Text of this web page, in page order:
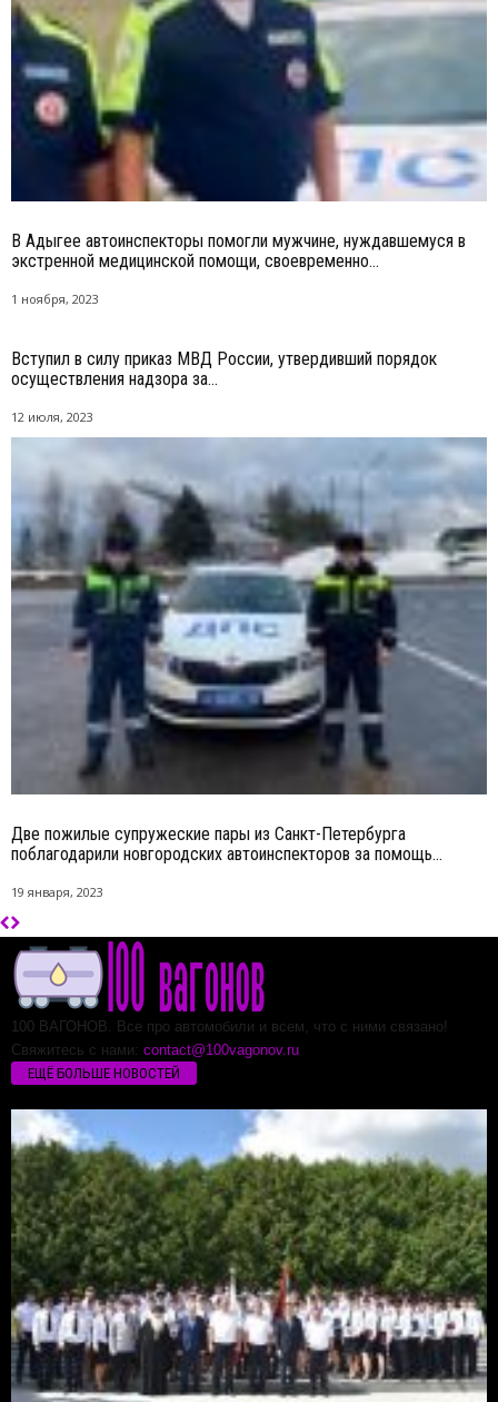
В Адыгее автоинспекторы помогли мужчине, нуждавшемуся в
экстренной медицинской помощи, своевременно...
1 ноября, 2023
Вступил в силу приказ МВД России, утвердивший порядок
осуществления надзора за...
12 июля, 2023
Две пожилые супружеские пары из Санкт-Петербурга
поблагодарили новгородских автоинспекторов за помощь...
19 января, 2023
100 ВАГОНОВ. Все про автомобили и всем, что с ними связано!
Свяжитесь с нами: contact@100vagonov.ru
ЕЩЁ БОЛЬШЕ НОВОСТЕЙ